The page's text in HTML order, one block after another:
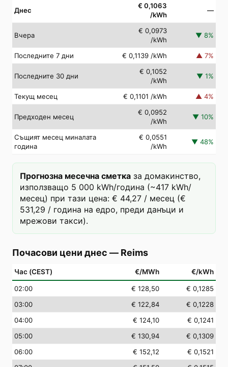
Днес
€ 0,1063
/kWh
—
Вчера
€ 0,0973
/kWh
▼ 8%
Последните 7 дни € 0,1139 /kWh ▲ 7%
Последните 30 дни
€ 0,1052
/kWh
▼ 1%
Текущ месец € 0,1101 /kWh ▲ 4%
Предходен месец
€ 0,0952
/kWh
▼ 10%
Същият месец миналата
година
€ 0,0551
/kWh
▼ 48%
Прогнозна месечна сметка за домакинство,
използващо 5 000 kWh/година (~417 kWh/
месец) при тази цена: € 44,27 / месец (€
531,29 / година на едро, преди данъци и
мрежови такси).
Почасови цени днес — Reims
Час (CEST) €/MWh €/kWh
02:00 € 128,50
€ 0,1285
03:00 € 122,84
€ 0,1228
04:00 € 124,10
€ 0,1241
05:00 € 130,94
€ 0,1309
06:00 € 152,12
€ 0,1521